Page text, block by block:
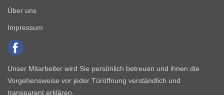
Über uns
Impressum
Unser Mitarbeiter wird Sie persönlich betreuen und ihnen die
Vorgehensweise vor jeder Türöffnung verständlich und
transparent erklären.